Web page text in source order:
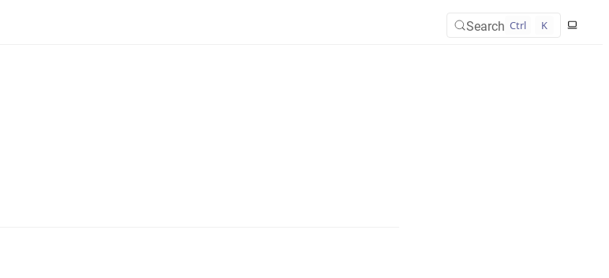
Search Ctrl K